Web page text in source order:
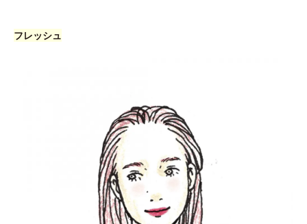
フレッシュ